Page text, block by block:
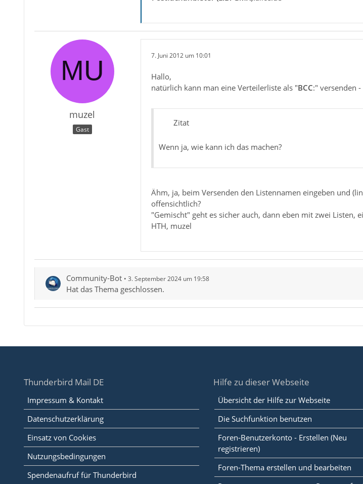
muzel
Gast
7. Juni 2012 um 10:01
Hallo,
natürlich kann man eine Verteilerliste als "BCC:" versenden
Zitat
Wenn ja, wie kann ich das machen?
Ähm, ja, beim Versenden den Listennamen eingeben und
offensichtlich?
"Gemischt" geht es sicher auch, dann eben mit zwei Listen,
HTH, muzel
Community-Bot 3. September 2024 um 19:58
Hat das Thema geschlossen.
Thunderbird Mail DE
Impressum & Kontakt
Datenschutzerklärung
Einsatz von Cookies
Nutzungsbedingungen
Spendenaufruf für Thunderbird
Hilfe zu dieser Webseite
Übersicht der Hilfe zur Webseite
Die Suchfunktion benutzen
Foren-Benutzerkonto - Erstellen (Neu
registrieren)
Foren-Thema erstellen und bearbeiten